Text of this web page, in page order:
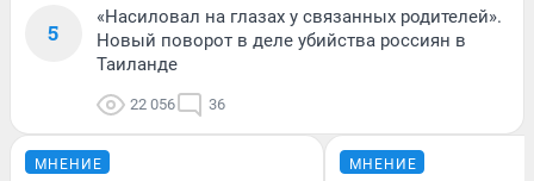
5
«Насиловал на глазах у связанных родителей».
Новый поворот в деле убийства россиян в
Таиланде
22 056 36
МНЕНИЕ МНЕНИЕ